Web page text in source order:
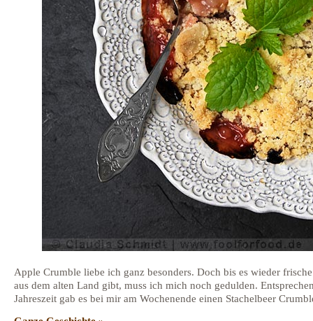
Apple Crumble liebe ich ganz besonders. Doch bis es wieder
aus dem alten Land gibt, muss ich mich noch gedulden.
Jahreszeit gab es bei mir am Wochenende einen Stachelbeer